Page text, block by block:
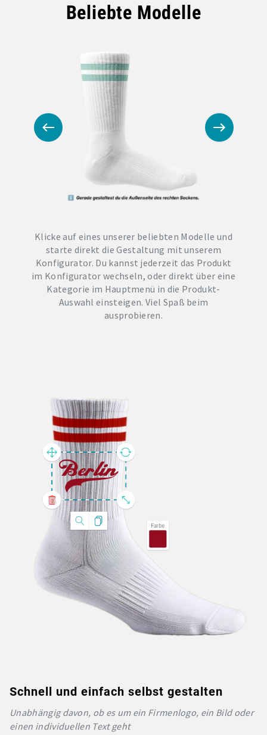
Beliebte Modelle
Klicke auf eines unserer beliebten Modelle und
starte direkt die Gestaltung mit unserem
Konfigurator. Du kannst jederzeit das Produkt
im Konfigurator wechseln, oder direkt über eine
Kategorie im Hauptmenü in die Produkt-
Auswahl einsteigen. Viel Spaß beim
ausprobieren.
Schnell und einfach selbst gestalten
Unabhängig davon, ob es um ein Firmenlogo, ein Bild oder
einen individuellen Text geht